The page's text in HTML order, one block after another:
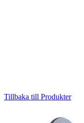
Tillbaka till Produkter